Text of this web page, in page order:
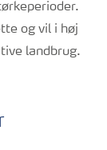
og vil i høj
landbrug.